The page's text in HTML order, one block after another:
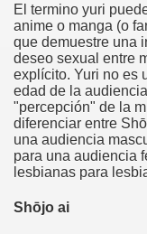
El termino yuri
anime o manga (o
que demuestre una
deseo sexual entre
explícito. Yuri no es
edad de la
"percepción" de la
diferenciar entre
una audiencia
para una audiencia
lesbianas para
Shōjo ai